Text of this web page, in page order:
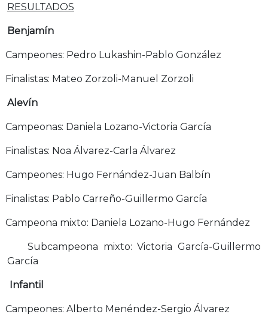
RESULTADOS
Benjamín
Campeones: Pedro Lukashin-Pablo González
Finalistas: Mateo Zorzoli-Manuel Zorzoli
Alevín
Campeonas: Daniela Lozano-Victoria García
Finalistas: Noa Álvarez-Carla Álvarez
Campeones: Hugo Fernández-Juan Balbín
Finalistas: Pablo Carreño-Guillermo García
Campeona mixto: Daniela Lozano-Hugo Fernández
Subcampeona mixto: Victoria García-Guillermo
García
Infantil
Campeones: Alberto Menéndez-Sergio Álvarez